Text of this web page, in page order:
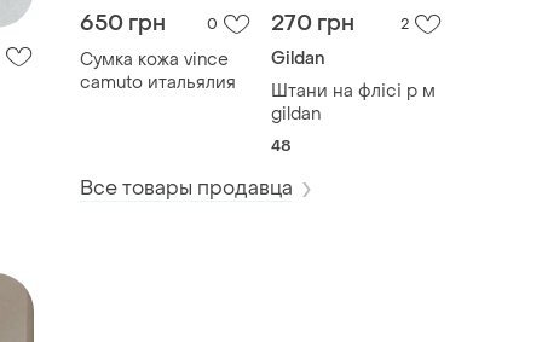
650 грн 0
Сумка кожа vince
camuto итальялия
270 грн 2
Gildan
Штани на флісі р м
gildan
48
Все товары продавца